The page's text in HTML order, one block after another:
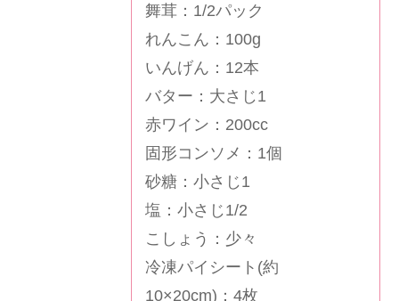
舞茸：1/2パック
れんこん：100g
いんげん：12本
バター：大さじ1
赤ワイン：200cc
固形コンソメ：1個
砂糖：小さじ1
塩：小さじ1/2
こしょう：少々
冷凍パイシート(約
10×20cm)：4枚